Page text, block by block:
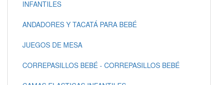
INFANTILES
ANDADORES Y TACATÁ PARA BEBÉ
JUEGOS DE MESA
CORREPASILLOS BEBÉ - CORREPASILLOS BEBÉ